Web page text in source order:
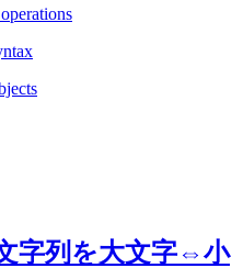
字列を大文字⇔小